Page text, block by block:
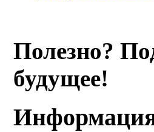
Полезно?
будущее!